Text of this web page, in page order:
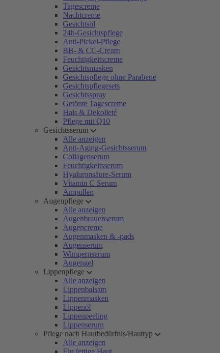
Tagescreme
Nachtcreme
Gesichtsöl
24h-Gesichtspflege
Anti-Pickel-Pflege
BB- & CC-Cream
Feuchtigkeitscreme
Gesichtsmasken
Gesichtspflege ohne Parabene
Gesichtspflegesets
Gesichtsspray
Getönte Tagescreme
Hals & Dekolleté
Pflege mit Q10
Gesichtsserum
Alle anzeigen
Anti-Aging-Gesichtsserum
Collagenserum
Feuchtigkeitsserum
Hyaluronsäure-Serum
Vitamin C Serum
Ampullen
Augenpflege
Alle anzeigen
Augenbrauenserum
Augencreme
Augenmasken & -pads
Augenserum
Wimpernserum
Augengel
Lippenpflege
Alle anzeigen
Lippenbalsam
Lippenmasken
Lippenöl
Lippenpeeling
Lippenserum
Pflege nach Hautbedürfnis/Hauttyp
Alle anzeigen
Für fettige Haut